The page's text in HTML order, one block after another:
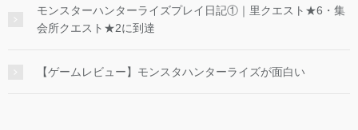
モンスターハンターライズプレイ日記①｜里クエスト★6・集
会所クエスト★2に到達
【ゲームレビュー】モンスタハンターライズが面白い